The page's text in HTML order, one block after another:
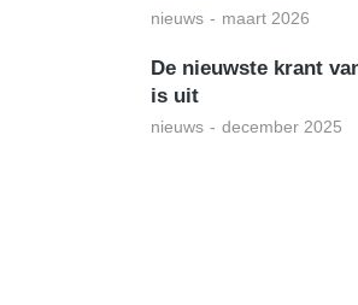
nieuws maart 2026
De nieuwste krant
is uit
nieuws december 2025